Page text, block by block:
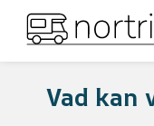
Vad kan